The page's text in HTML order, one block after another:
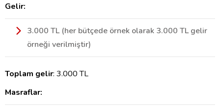
Gelir:
3.000 TL (her bütçede örnek olarak 3.000 TL gelir
örneği verilmiştir)
Toplam gelir: 3.000 TL
Masraflar: